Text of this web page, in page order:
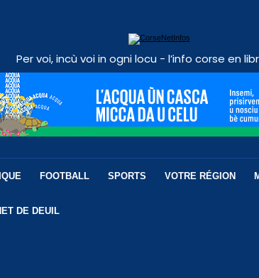
Per voi, incù voi in ogni locu - l’info corse en
FOOTBALL SPORTS VOTRE RÉGION
DE DEUIL